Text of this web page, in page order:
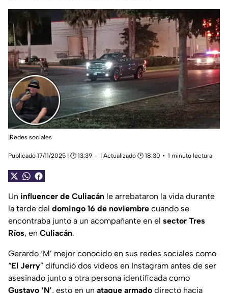
|Redes sociales
Publicado 17/11/2025 | 🕑 13:39 | Actualizado 🕑 18:30 1 minuto lectura
Un influencer de Culiacán le arrebataron la vida durante
la tarde del domingo 16 de noviembre cuando se
encontraba junto a un acompañante en el sector Tres
Ríos, en Culiacán.
Gerardo ‘M’ mejor conocido en sus redes sociales como
“El Jerry” difundió dos videos en Instagram antes de ser
asesinado junto a otra persona identificada como
Gustavo ‘N’, esto en un ataque armado directo hacia